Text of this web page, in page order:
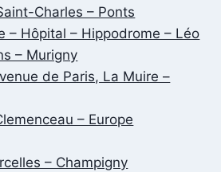
Charles – Ponts
– Hôpital – Hippodrome – Léo
– Murigny
de Paris, La Muire –
– Europe
– Champigny